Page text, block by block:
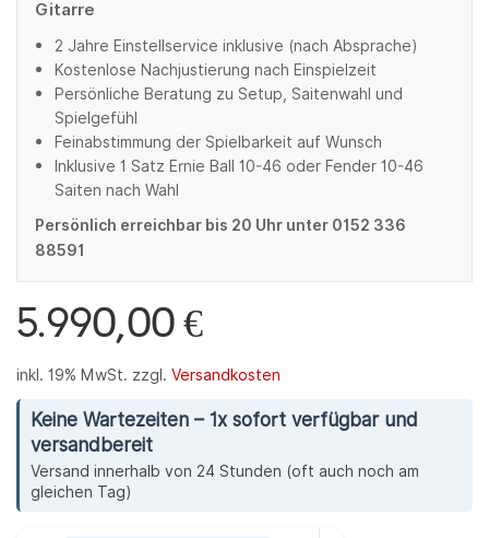
Gitarre
2 Jahre Einstellservice inklusive (nach Absprache)
Kostenlose Nachjustierung nach Einspielzeit
Persönliche Beratung zu Setup, Saitenwahl und
Spielgefühl
Feinabstimmung der Spielbarkeit auf Wunsch
Inklusive 1 Satz Ernie Ball 10-46 oder Fender 10-46
Saiten nach Wahl
Persönlich erreichbar bis 20 Uhr unter 0152 336
88591
5.990,00€
inkl. 19% MwSt. zzgl. Versandkosten
Keine Wartezeiten – 1x sofort verfügbar und
versandbereit
Versand innerhalb von 24 Stunden (oft auch noch am
gleichen Tag)